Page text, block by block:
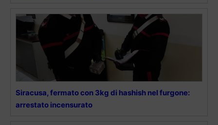
Siracusa, fermato con 3kg di hashish nel furgone:
arrestato incensurato